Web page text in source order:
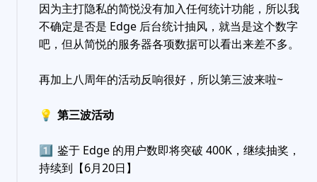
因为主打隐私的简悦没有加入任何统计功能，所以我
不确定是否是 Edge 后台统计抽风，就当是这个数字
吧，但从简悦的服务器各项数据可以看出来差不多。
再加上八周年的活动反响很好，所以第三波来啦~
💡 第三波活动
1️⃣ 鉴于 Edge 的用户数即将突破 400K，继续抽奖，
持续到【6月20日】